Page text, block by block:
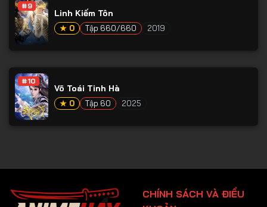
#9
Linh Kiếm Tôn
★ 0 Tập 660/660 2019
#10
Võ Toái Tinh Hà
★ 0 Tập 60 2025
CHÍNH SÁCH VÀ ĐIỀU